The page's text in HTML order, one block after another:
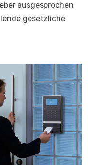
ausgesprochen
gesetzliche